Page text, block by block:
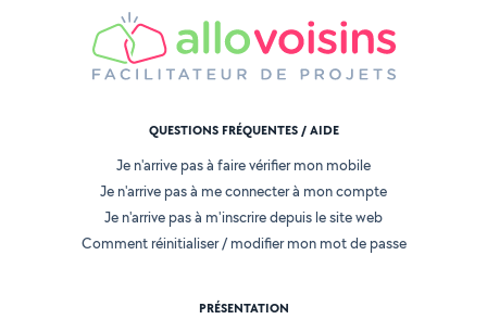
QUESTIONS FRÉQUENTES / AIDE
Je n'arrive pas à faire vérifier mon mobile
Je n'arrive pas à me connecter à mon compte
Je n'arrive pas à m'inscrire depuis le site web
Comment réinitialiser / modifier mon mot de passe
PRÉSENTATION